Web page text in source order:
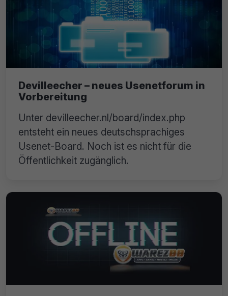
Devilleecher – neues Usenetforum in
Vorbereitung
Unter devilleecher.nl/board/index.php
entsteht ein neues deutschsprachiges
Usenet-Board. Noch ist es nicht für die
Öffentlichkeit zugänglich.